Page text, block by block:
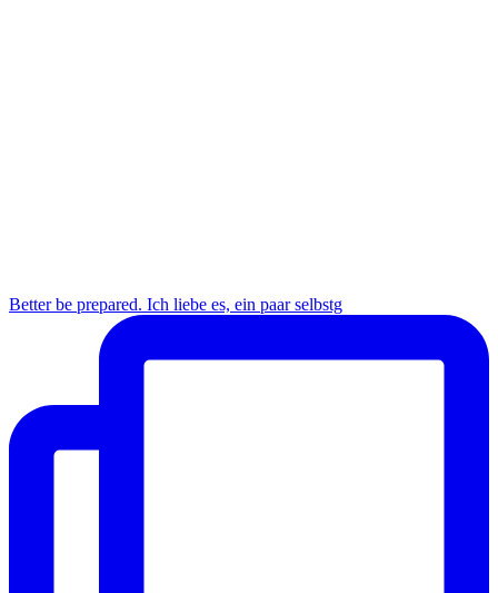
Better be prepared. Ich liebe es, ein paar selbstg